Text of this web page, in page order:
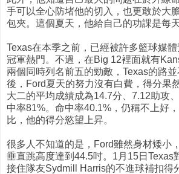
手可以全心防堵他的切入，也更敢於大
包夾。這個夏天，他給自己的功課是每
Texas在本季之前，已經被許多籃球媒
冠軍熱門。不過，在Big 12裡面就有
兩個同時列名前五的勁敵，Texas的路
後，Ford夏天的努力沒有白費，得分果
大二的平均成績成為14.7分、7.12助攻
中率81%。命中率40.1%，仍稱不上好
比，他的得分慾望上昇。
很多人不知道的是，Ford雖然身材矮小
垂直跳高度達到44.5吋。1月15日Texas
接住隊友Sydmill Harris的不進球補扣得